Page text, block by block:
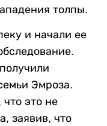
толпы.
и начали ее
Эмроза.
это не
заявив, что